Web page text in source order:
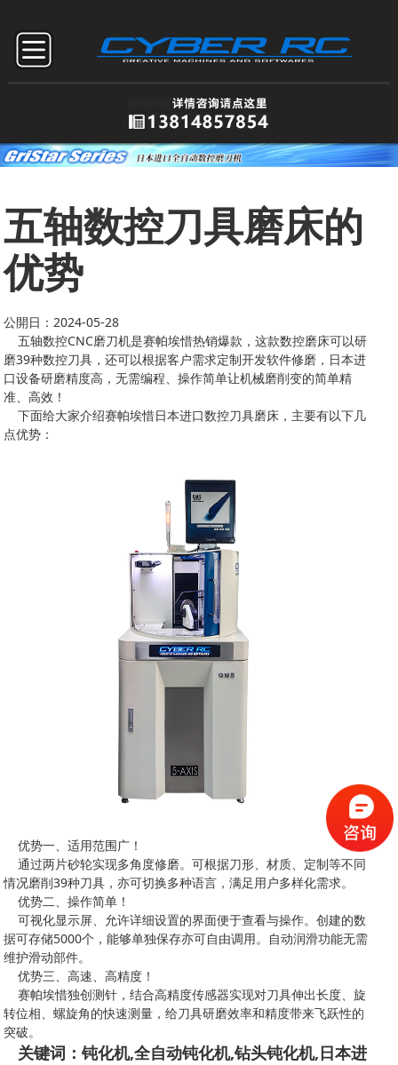
五轴数控刀具磨床的
优势
公開日：2024-05-28
五轴数控CNC磨刀机是赛帕埃惜热销爆款，这款数控磨床可以研
磨39种数控刀具，还可以根据客户需求定制开发软件修磨，日本进
口设备研磨精度高，无需编程、操作简单让机械磨削变的简单精
准、高效！
下面给大家介绍赛帕埃惜日本进口数控刀具磨床，主要有以下几
点优势：
优势一、适用范围广！
通过两片砂轮实现多角度修磨。可根据刀形、材质、定制等不同
情况磨削39种刀具，亦可切换多种语言，满足用户多样化需求。
优势二、操作简单！
可视化显示屏、允许详细设置的界面便于查看与操作。创建的数
据可存储5000个，能够单独保存亦可自由调用。自动润滑功能无需
维护滑动部件。
优势三、高速、高精度！
赛帕埃惜独创测针，结合高精度传感器实现对刀具伸出长度、旋
转位相、螺旋角的快速测量，给刀具研磨效率和精度带来飞跃性的
突破。
关键词：钝化机,全自动钝化机,钻头钝化机,日本进